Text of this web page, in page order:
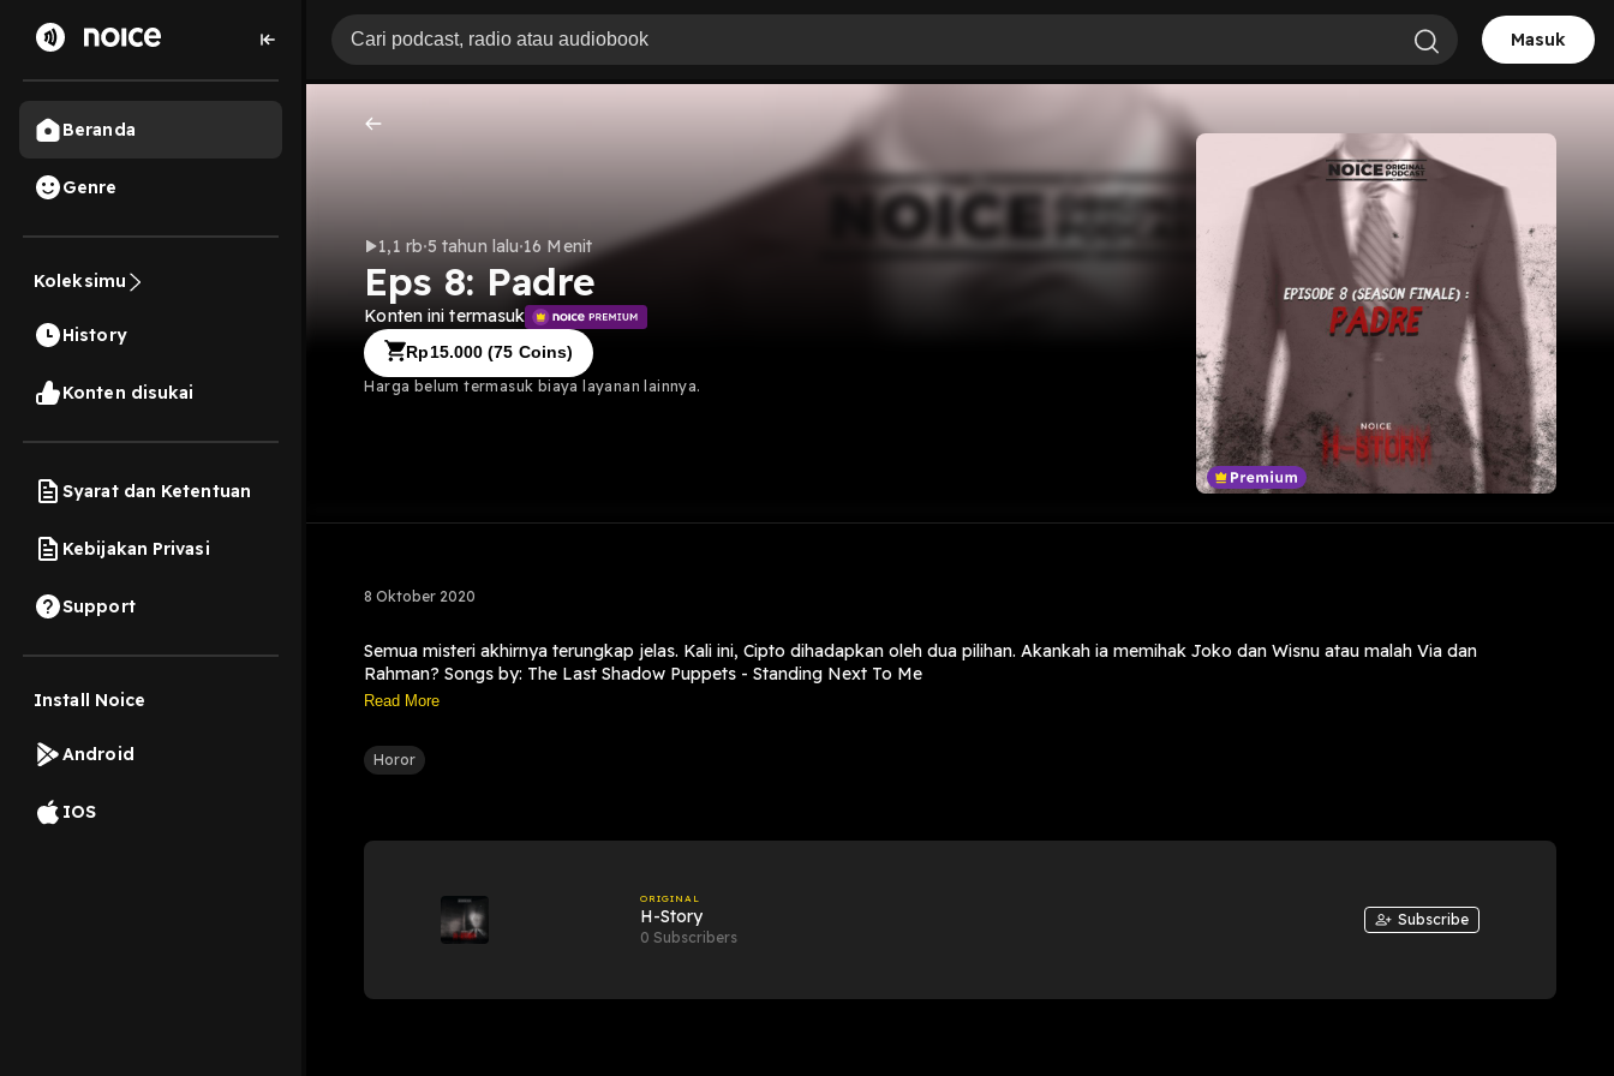
Beranda
Genre
Koleksimu
History
Konten disukai
Syarat dan Ketentuan
Kebijakan Privasi
Support
Install Noice
Android
IOS
Masuk
1,1 rb 5 tahun lalu 16 Menit
Eps 8: Padre
Konten ini termasuk
Rp15.000 (75 Coins)
Harga belum termasuk biaya layanan lainnya.
8 Oktober 2020
Semua misteri akhirnya terungkap jelas. Kali ini, Cipto dihadapkan oleh dua pilihan. Akankah ia memihak Joko dan Wisnu atau malah Via dan
Rahman? Songs by: The Last Shadow Puppets - Standing Next To Me
Read More
Horor
ORIGINAL
H-Story
0 Subscribers
Subscribe